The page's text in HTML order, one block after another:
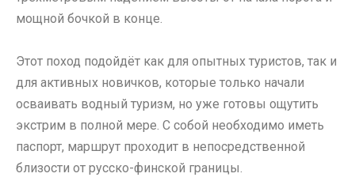
мощной бочкой в конце.
Этот поход подойдёт как для опытных туристов, так и
для активных новичков, которые только начали
осваивать водный туризм, но уже готовы ощутить
экстрим в полной мере. С собой необходимо иметь
паспорт, маршрут проходит в непосредственной
близости от русско-финской границы.